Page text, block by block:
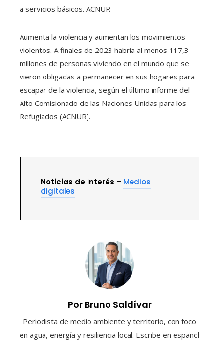
a servicios básicos. ACNUR
Aumenta la violencia y aumentan los movimientos
violentos. A finales de 2023 habría al menos 117,3
millones de personas viviendo en el mundo que se
vieron obligadas a permanecer en sus hogares para
escapar de la violencia, según el último informe del
Alto Comisionado de las Naciones Unidas para los
Refugiados (ACNUR).
Noticias de interés – Medios
digitales
Por Bruno Saldívar
Periodista de medio ambiente y territorio, con foco
en agua, energía y resiliencia local. Escribe en español